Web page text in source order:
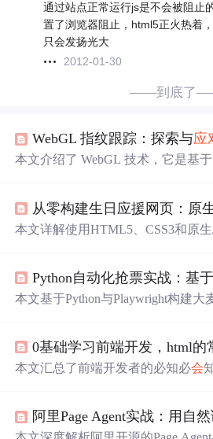
通过站点正常运行js是不会被阻止
置了浏览器阻止，html5正火热着
只会发扬光大
2012-01-30
——到底了
WebGL 指纹跟踪：探索与应
本文介绍了 WebGL 技术，它是基于
s，阐述了 WebGL 指纹跟踪原理、
WebGL、用插件、采用隐私浏览器
从零构建生日应援网页：原
本文详解使用HTML5、CSS3和原生
态渲染、背景音乐控制（含自动播
布局、资源优化与静态部署方案。
本文基于Python与Playwright构建大
对 及风控规避等性能优化策略。强
为，在合规前提下提升抢票成功率
0基础学习前端开发，html的
本文汇总了前端开发者的必知必会
题，助你应对 面试挑战。